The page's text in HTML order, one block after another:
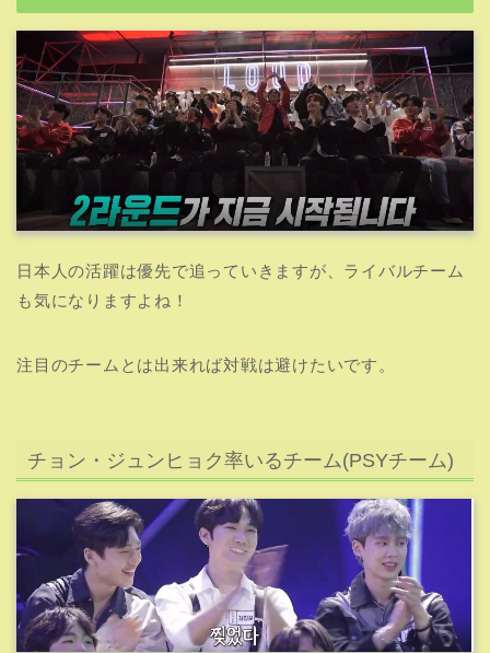
日本人の活躍は優先で追っていきますが、ライバルチーム
も気になりますよね！
注目のチームとは出来れば対戦は避けたいです。
チョン・ジュンヒョク率いるチーム(PSYチーム)